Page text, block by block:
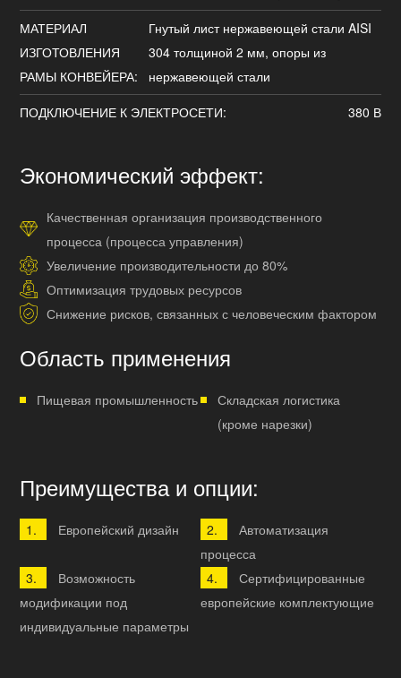
МАТЕРИАЛ
ИЗГОТОВЛЕНИЯ
РАМЫ КОНВЕЙЕРА:
Гнутый лист нержавеющей стали AISI
304 толщиной 2 мм, опоры из
нержавеющей стали
ПОДКЛЮЧЕНИЕ К ЭЛЕКТРОСЕТИ:
380 В
Экономический эффект:
Качественная организация производственного
процесса (процесса управления)
Увеличение производительности до 80%
Оптимизация трудовых ресурсов
Снижение рисков, связанных с человеческим фактором
Область применения
Пищевая промышленность
Складская логистика
(кроме нарезки)
Преимущества и опции:
Европейский дизайн
Автоматизация
процесса
Возможность
модификации под
индивидуальные параметры
Сертифицированные
европейские комплектующие